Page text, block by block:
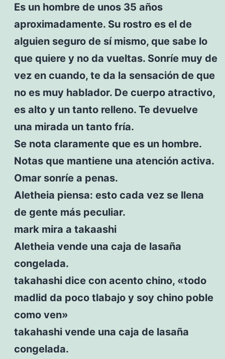
Es un hombre de unos 35 años
aproximadamente. Su rostro es el de
alguien seguro de sí mismo, que sabe lo
que quiere y no da vueltas. Sonríe muy de
vez en cuando, te da la sensación de que
no es muy hablador. De cuerpo atractivo,
es alto y un tanto relleno. Te devuelve
una mirada un tanto fría.
Se nota claramente que es un hombre.
Notas que mantiene una atención activa.
Omar sonríe a penas.
Aletheia piensa: esto cada vez se llena
de gente más peculiar.
mark mira a takaashi
Aletheia vende una caja de lasaña
congelada.
takahashi dice con acento chino, «todo
madlid da poco tlabajo y soy chino poble
como ven»
takahashi vende una caja de lasaña
congelada.